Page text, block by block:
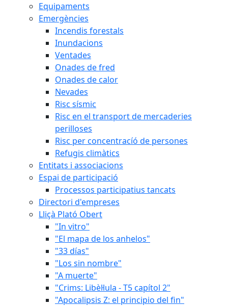
Equipaments
Emergències
Incendis forestals
Inundacions
Ventades
Onades de fred
Onades de calor
Nevades
Risc sísmic
Risc en el transport de mercaderies
perilloses
Risc per concentracíó de persones
Refugis climàtics
Entitats i associacions
Espai de participació
Processos participatius tancats
Directori d'empreses
Lliçà Plató Obert
"In vitro"
"El mapa de los anhelos"
"33 días"
"Los sin nombre"
"A muerte"
"Crims: Libèl·lula - T5 capítol 2"
"Apocalipsis Z: el principio del fin"